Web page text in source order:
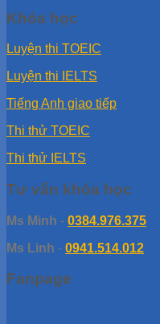
Khóa học
Luyện thi TOEIC
Luyện thi IELTS
Tiếng Anh giao tiếp
Thi thử TOEIC
Thi thử IELTS
Tư vấn khóa học
Ms Minh - 0384.976.375
Ms Linh - 0941.514.012
Fanpage